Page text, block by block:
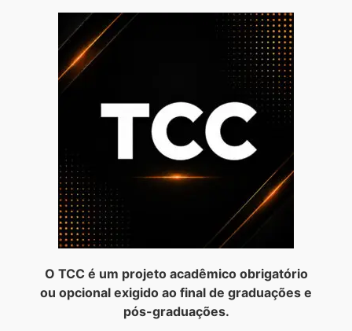
O TCC é um projeto acadêmico obrigatório
ou opcional exigido ao final de graduações e
pós-graduações.